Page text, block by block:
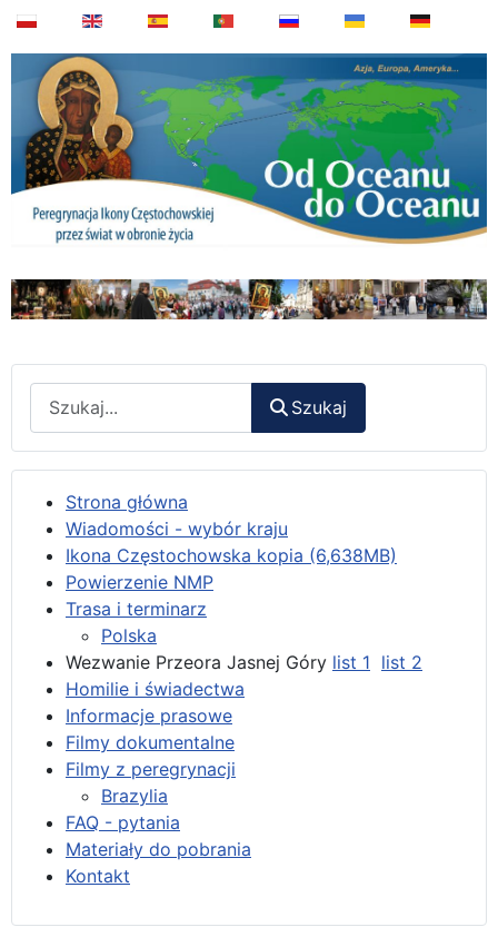
Szukaj
Strona główna
Wiadomości - wybór kraju
Ikona Częstochowska kopia (6,638MB)
Powierzenie NMP
Trasa i terminarz
Polska
Wezwanie Przeora Jasnej Góry list 1 list 2
Homilie i świadectwa
Informacje prasowe
Filmy dokumentalne
Filmy z peregrynacji
Brazylia
FAQ - pytania
Materiały do pobrania
Kontakt